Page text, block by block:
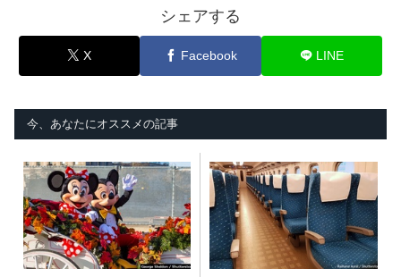
シェアする
X Facebook LINE
今、あなたにオススメの記事